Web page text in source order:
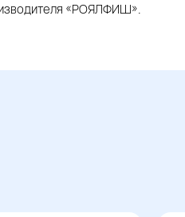
«РОЯЛФИШ».